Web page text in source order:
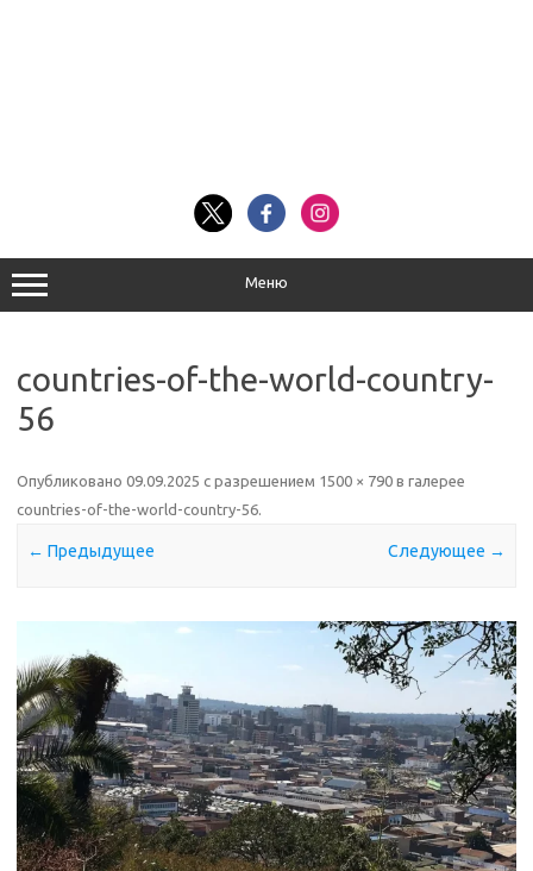
Меню
countries-of-the-world-country-
56
Опубликовано 09.09.2025 с разрешением 1500 × 790 в галерее
countries-of-the-world-country-56.
← Предыдущее Следующее →